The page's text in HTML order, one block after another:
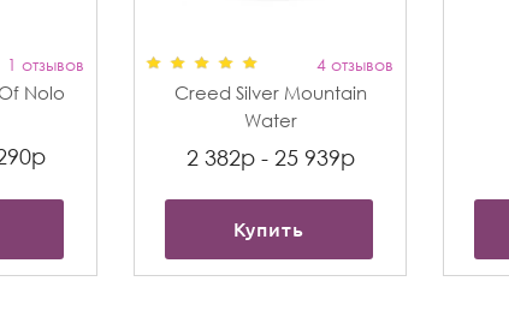
1 отзывов
Nolo
4 отзывов
Creed Silver Mountain
Water
2 382р - 25 939р
Купить